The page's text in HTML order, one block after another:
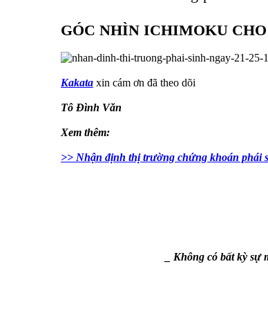
GÓC NHÌN ICHIMOKU
Kakata xin cám ơn đã theo dõi
Tô Đình Văn
Xem thêm:
>> Nhận định thị trường chứng khoán phái
_ Không có bất kỳ